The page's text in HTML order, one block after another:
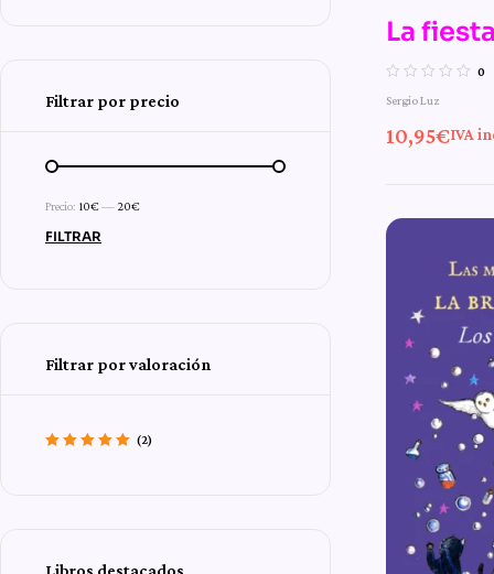
La
n.º 13
0
Sergio Luz
10,95€IVA
Filtrar por precio
FILTRAR
Precio: 10€— 20€
Filtrar por valoración
(2)
Libros destacados